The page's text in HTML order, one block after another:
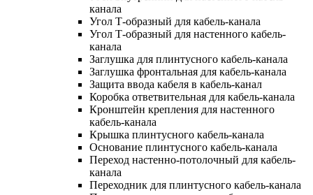
канала
Угол Т-образный для кабель-канала
Угол Т-образный для настенного кабель-
канала
Заглушка для плинтусного кабель-канала
Заглушка фронтальная для кабель-канала
Защита ввода кабеля в кабель-канал
Коробка ответвительная для кабель-канала
Кронштейн крепления для настенного
кабель-канала
Крышка плинтусного кабель-канала
Основание плинтусного кабель-канала
Переход настенно-потолочный для кабель-
канала
Переходник для плинтусного кабель-канала